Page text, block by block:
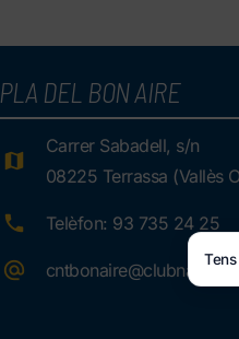
PLA DEL BON AIRE
Carrer Sabadell, s/n
08225 Terrassa (Vallès
Telèfon: 93 735 24 25